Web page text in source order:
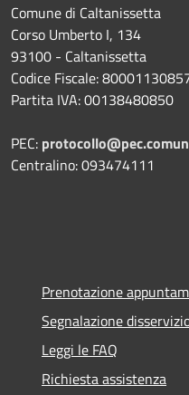
Comune di Caltanissetta
Corso Umberto I, 134
93100 - Caltanissetta
Codice Fiscale:
Partita IVA: 00138480850
PEC:
Centralino: 093474111
Prenotazione
Segnalazione
Leggi le FAQ
Richiesta assistenza